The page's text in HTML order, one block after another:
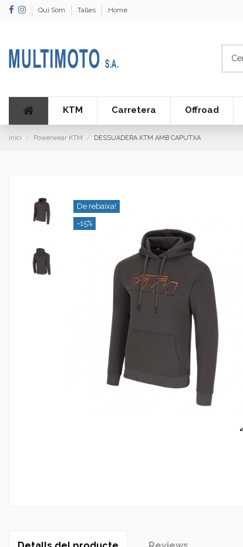
Qui Som Talles Home
KTM Carretera Offroad
Inici Powerwear KTM DESSUADERA KTM AMB CAPUTXA
De rebaixa!
-15%